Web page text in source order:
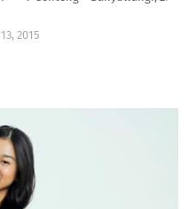
2015